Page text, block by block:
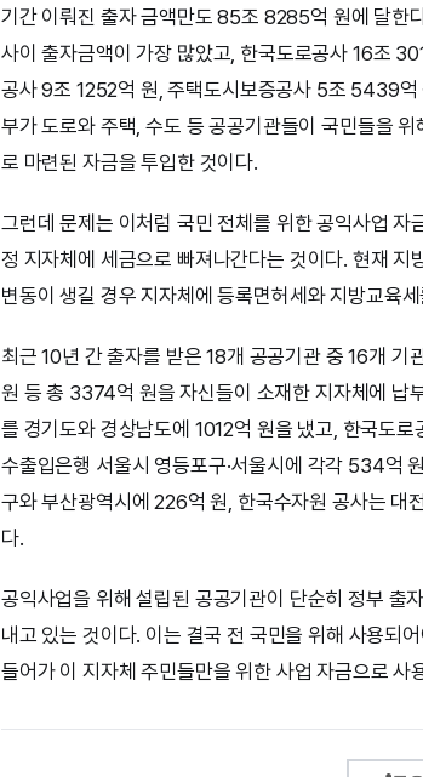
기간 이뤄진 출자 금액만도 85조 8285억 원에 달한
사이 출자금액이 가장 많았고, 한국도로공사 16조
공사 9조 1252억 원, 주택도시보증공사 5조 5439
부가 도로와 주택, 수도 등 공공기관들이 국민들을
로 마련된 자금을 투입한 것이다.
그런데 문제는 이처럼 국민 전체를 위한 공익사업
정 지자체에 세금으로 빠져나간다는 것이다. 현재
변동이 생길 경우 지자체에 등록면허세와 지방교육
최근 10년 간 출자를 받은 18개 공공기관 중 16개
원 등 총 3374억 원을 자신들이 소재한 지자체에 납
를 경기도와 경상남도에 1012억 원을 냈고, 한국도
수출입은행 서울시 영등포구·서울시에 각각 534억
구와 부산광역시에 226억 원, 한국수자원 공사는 대
다.
공익사업을 위해 설립된 공공기관이 단순히 정부 출
내고 있는 것이다. 이는 결국 전 국민을 위해 사용되
들어가 이 지자체 주민들만을 위한 사업 자금으로 사